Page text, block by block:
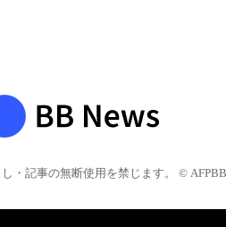
・記事の無断使用を禁じます。 © AFPBB